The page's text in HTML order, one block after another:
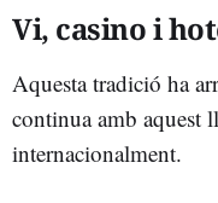
Vi, casino i
Aquesta tradició ha
continua amb aquest
internacionalment.